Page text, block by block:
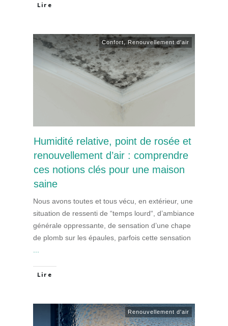
Lire
Confort,Renouvellement d'air
Humidité relative, point de rosée et
renouvellement d’air : comprendre
ces notions clés pour une maison
saine
Nous avons toutes et tous vécu, en extérieur, une
situation de ressenti de “temps lourd“, d’ambiance
générale oppressante, de sensation d’une chape
de plomb sur les épaules, parfois cette sensation
Lire
Renouvellement d'air